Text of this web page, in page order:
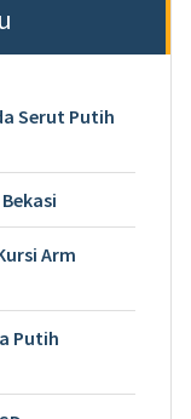
Serut Putih
Arm
Putih